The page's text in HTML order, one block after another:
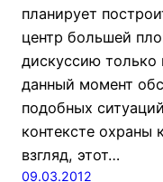
планирует
центр большей
дискуссию только
данный момент
подобных
контексте охраны
взгляд, этот…
09.03.2012